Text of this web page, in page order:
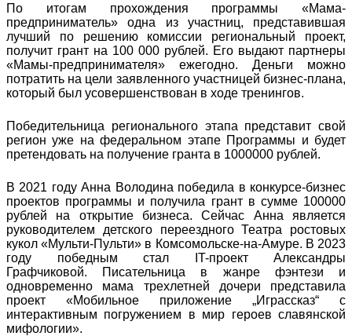
По итогам прохождения программы «Мама-
предприниматель» одна из участниц, представившая
лучший по решению комиссии региональный проект,
получит грант на 100 000 рублей. Его выдают партнеры
«Мамы-предпринимателя» ежегодно. Деньги можно
потратить на цели заявленного участницей бизнес-плана,
который был усовершенствован в ходе тренингов.
Победительница регионального этапа представит свой
регион уже на федеральном этапе Программы и будет
претендовать на получение гранта в 1000000 рублей.
В 2021 году Анна Володина победила в конкурсе-бизнес
проектов программы и получила грант в сумме 100000
рублей на открытие бизнеса. Сейчас Анна является
руководителем детского переездного Театра ростовых
кукол «Мульти-Пульти» в Комсомольске-на-Амуре. В 2023
году победным стал IT-проект Александры
Графчиковой. Писательница в жанре фэнтези и
одновременно мама трехлетней дочери представила
проект «Мобильное приложение „Играссказ“ с
интерактивным погружением в мир героев славянской
мифологии».